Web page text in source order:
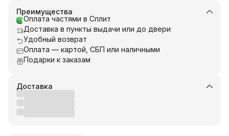
Преимущества
Оплата частями в Сплит
Доставка в пункты выдачи или до двери
Удобный возврат
Оплата — картой, СБП или наличными
Подарки к заказам
Доставка